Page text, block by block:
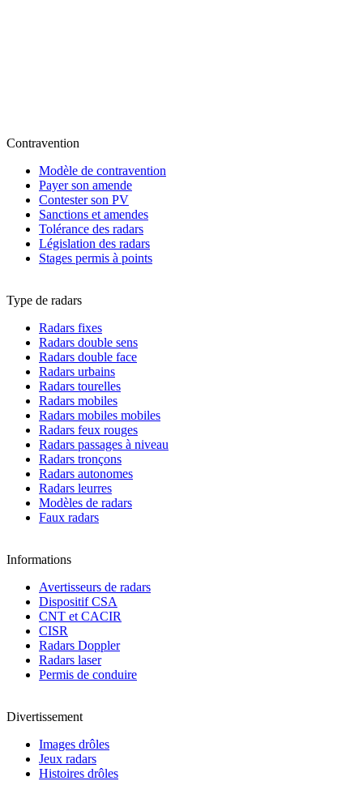
Contravention
Modèle de contravention
Payer son amende
Contester son PV
Sanctions et amendes
Tolérance des radars
Législation des radars
Stages permis à points
Type de radars
Radars fixes
Radars double sens
Radars double face
Radars urbains
Radars tourelles
Radars mobiles
Radars mobiles mobiles
Radars feux rouges
Radars passages à niveau
Radars tronçons
Radars autonomes
Radars leurres
Modèles de radars
Faux radars
Informations
Avertisseurs de radars
Dispositif CSA
CNT et CACIR
CISR
Radars Doppler
Radars laser
Permis de conduire
Divertissement
Images drôles
Jeux radars
Histoires drôles